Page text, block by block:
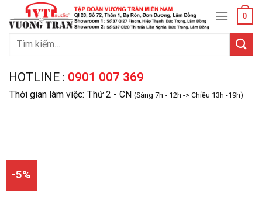
content
0
Tìm
HOTLINE : 0901 007 369
Thời gian làm việc: Thứ 2 - CN (Sáng 7h - 12h -> Chiều 13h -19h)
-5%